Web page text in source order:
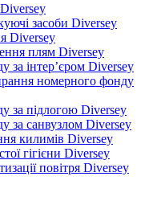
засоби Diversey
Diversey
плям Diversey
за інтер’єром Diversey
номерного фонду
за підлогою Diversey
за санвузлом Diversey
килимів Diversey
гігієни Diversey
повітря Diversey